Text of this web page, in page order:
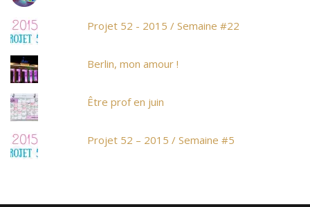
Projet 52 - 2015 / Semaine #22
Berlin, mon amour !
Être prof en juin
Projet 52 – 2015 / Semaine #5